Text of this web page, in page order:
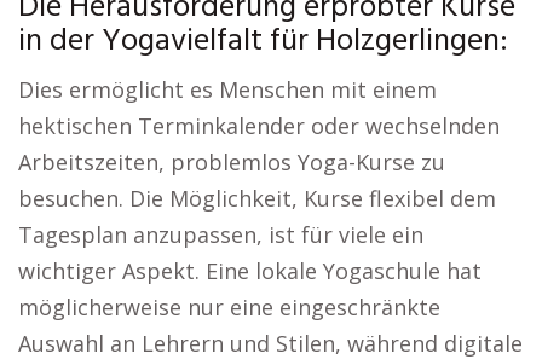
in der Yogavielfalt für Holzgerlingen:
Dies ermöglicht es Menschen mit einem
hektischen Terminkalender oder wechselnden
Arbeitszeiten, problemlos Yoga-Kurse zu
besuchen. Die Möglichkeit, Kurse flexibel dem
Tagesplan anzupassen, ist für viele ein
wichtiger Aspekt. Eine lokale Yogaschule hat
möglicherweise nur eine eingeschränkte
Auswahl an Lehrern und Stilen, während digitale